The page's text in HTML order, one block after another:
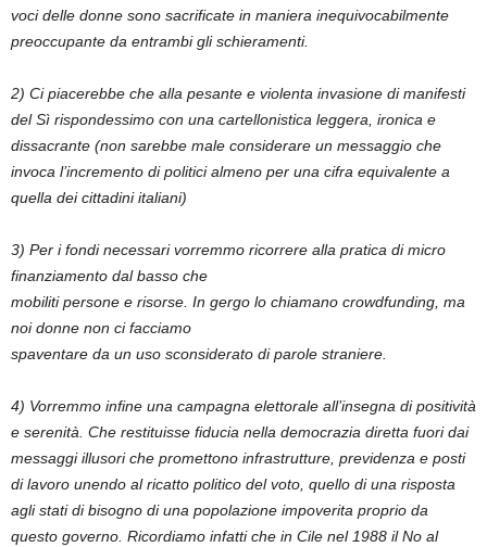
voci delle donne sono sacrificate in maniera inequivocabilmente
preoccupante da entrambi gli schieramenti.
2) Ci piacerebbe che alla pesante e violenta invasione di manifesti
del Sì rispondessimo con una cartellonistica leggera, ironica e
dissacrante (non sarebbe male considerare un messaggio che
invoca l’incremento di politici almeno per una cifra equivalente a
quella dei cittadini italiani)
3) Per i fondi necessari vorremmo ricorrere alla pratica di micro
finanziamento dal basso che
mobiliti persone e risorse. In gergo lo chiamano crowdfunding, ma
noi donne non ci facciamo
spaventare da un uso sconsiderato di parole straniere.
4) Vorremmo infine una campagna elettorale all’insegna di positività
e serenità. Che restituisse fiducia nella democrazia diretta fuori dai
messaggi illusori che promettono infrastrutture, previdenza e posti
di lavoro unendo al ricatto politico del voto, quello di una risposta
agli stati di bisogno di una popolazione impoverita proprio da
questo governo. Ricordiamo infatti che in Cile nel 1988 il No al